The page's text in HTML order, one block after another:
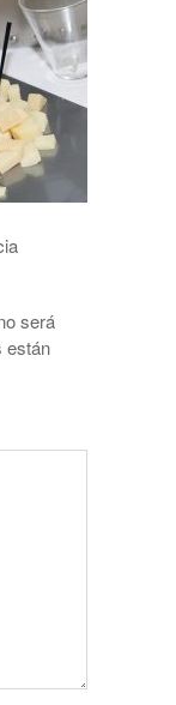
será
están